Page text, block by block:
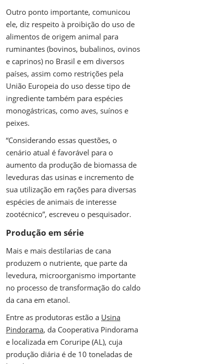
Outro ponto importante, comunicou
ele, diz respeito à proibição do uso de
alimentos de origem animal para
ruminantes (bovinos, bubalinos, ovinos
e caprinos) no Brasil e em diversos
países, assim como restrições pela
União Europeia do uso desse tipo de
ingrediente também para espécies
monogástricas, como aves, suínos e
peixes.
“Considerando essas questões, o
cenário atual é favorável para o
aumento da produção de biomassa de
leveduras das usinas e incremento de
sua utilização em rações para diversas
espécies de animais de interesse
zootécnico”, escreveu o pesquisador.
Produção em série
Mais e mais destilarias de cana
produzem o nutriente, que parte da
levedura, microorganismo importante
no processo de transformação do caldo
da cana em etanol.
Entre as produtoras estão a Usina
Pindorama, da Cooperativa Pindorama
e localizada em Coruripe (AL), cuja
produção diária é de 10 toneladas de